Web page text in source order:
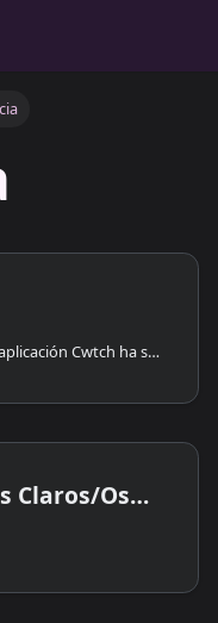
Gracias a la ayuda de voluntarios, la aplicación Cwtch ha sido traducida a muchos idiomas.
Oscuros